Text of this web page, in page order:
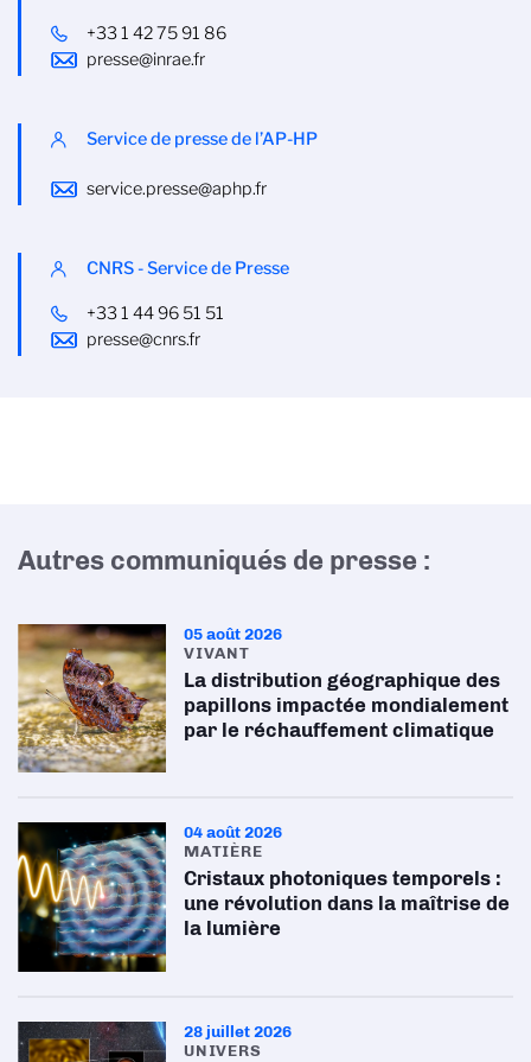
+33 1 42 75 91 86
presse@inrae.fr
Service de presse de l’AP-HP
service.presse@aphp.fr
CNRS - Service de Presse
+33 1 44 96 51 51
presse@cnrs.fr
Autres communiqués de presse :
05 août 2026
VIVANT
La distribution géographique des
papillons impactée mondialement
par le réchauffement climatique
04 août 2026
MATIÈRE
Cristaux photoniques temporels :
une révolution dans la maîtrise de
la lumière
28 juillet 2026
UNIVERS